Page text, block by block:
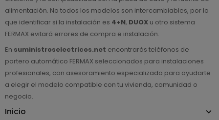
Inicio
alimentación. No todos los modelos son intercambiables, por lo
que identificar si la instalación es 4+N, DUOX u otro sistema
FERMAX evitará errores de compra e instalación.
En suministroselectricos.net encontrarás teléfonos de
portero automático FERMAX seleccionados para instalaciones
profesionales, con asesoramiento especializado para ayudarte
a elegir el modelo compatible con tu vivienda, comunidad o
negocio.